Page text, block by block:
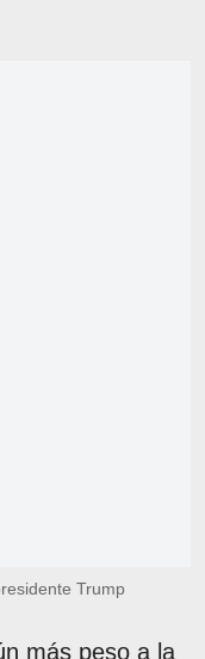
Trump
más peso a la